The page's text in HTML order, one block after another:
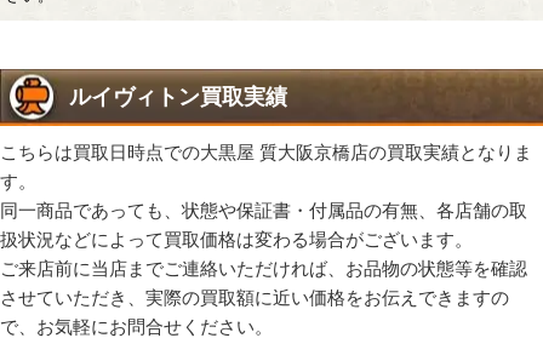
ルイヴィトン買取実績
こちらは買取日時点での大黒屋 質大阪京橋店の買取実績となりま
す。
同一商品であっても、状態や保証書・付属品の有無、各店舗の取
扱状況などによって買取価格は変わる場合がございます。
ご来店前に当店までご連絡いただければ、お品物の状態等を確認
させていただき、実際の買取額に近い価格をお伝えできますの
で、お気軽にお問合せください。